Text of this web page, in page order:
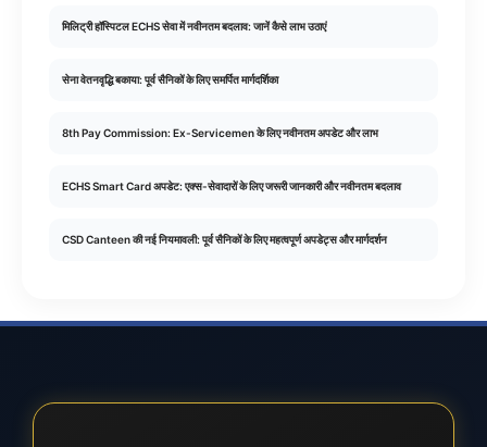
मिलिट्री हॉस्पिटल ECHS सेवा में नवीनतम बदलाव: जानें कैसे लाभ उठाएं
सेना वेतनवृद्धि बकाया: पूर्व सैनिकों के लिए समर्पित मार्गदर्शिका
8th Pay Commission: Ex-Servicemen के लिए नवीनतम अपडेट और लाभ
ECHS Smart Card अपडेट: एक्स-सेवादारों के लिए जरूरी जानकारी और नवीनतम बदलाव
CSD Canteen की नई नियमावली: पूर्व सैनिकों के लिए महत्वपूर्ण अपडेट्स और मार्गदर्शन